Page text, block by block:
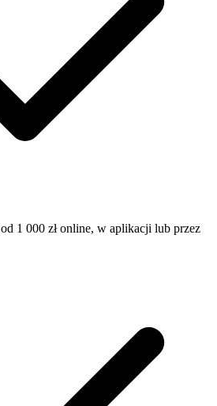
1 000 zł online, w aplikacji lub przez